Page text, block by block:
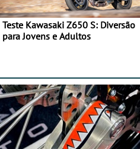
Teste Kawasaki Z650 S: Diversão
para Jovens e Adultos